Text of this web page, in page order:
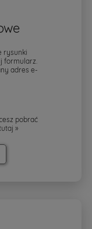
rysunki
formularz.
adres e-
pobrać
»